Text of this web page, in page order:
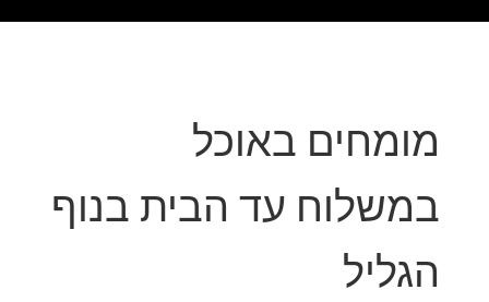
מומחים באוכל
במשלוח עד הבית בנוף
הגליל